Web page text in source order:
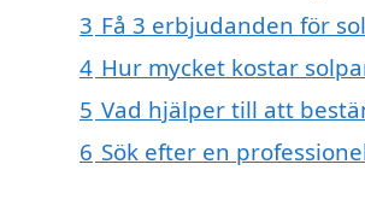
3 Få 3 erbjudanden för
4 Hur mycket kostar
5 Vad hjälper till att
6 Sök efter en